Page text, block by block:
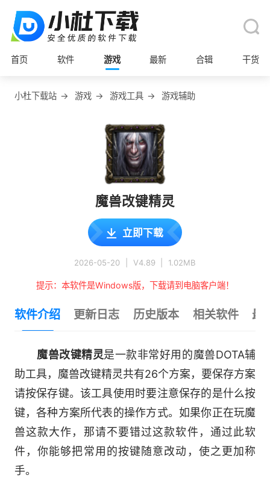
首页 软件 游戏 最新 合辑 干货
小杜下载站 → 游戏 → 游戏工具 → 游戏辅助
魔兽改键精灵
立即下载
2026-05-20 V4.89 1.02MB
提示：本软件是Windows版，下载请到电脑客户端！
软件介绍 更新日志 历史版本 相关软件 最
魔兽改键精灵是一款非常好用的魔兽DOTA辅
助工具，魔兽改键精灵共有26个方案，要保存方案
请按保存键。该工具使用时要注意保存的是什么按
键，各种方案所代表的操作方式。如果你正在玩魔
兽这款大作，那请不要错过这款软件，通过此软
件，你能够把常用的按键随意改动，使之更加称
手。